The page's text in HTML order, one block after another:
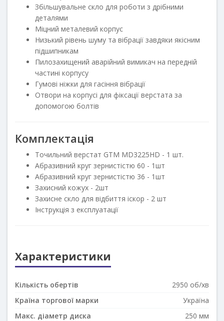
Збільшувальне скло для роботи з дрібними
деталями
Міцний металевий корпус
Низький рівень шуму та вібрації завдяки якісним
підшипникам
Пилозахищений аварійний вимикач на передній
частині корпусу
Гумові ніжки для гасіння вібрації
Отвори на корпусі для фіксації верстата за
допомогою болтів
Комплектація
Точильний верстат GTM MD3225HD - 1 шт.
Абразивний круг зернистістю 60 - 1шт
Абразивний круг зернистістю 36 - 1шт
Захисний кожух - 2шт
Захисне скло для відбиття іскор - 2 шт
Інструкція з експлуатації
Характеристики
Кількість обертів
2950 об/хв
Країна торгової марки
Україна
Макс. діаметр диска
250 мм